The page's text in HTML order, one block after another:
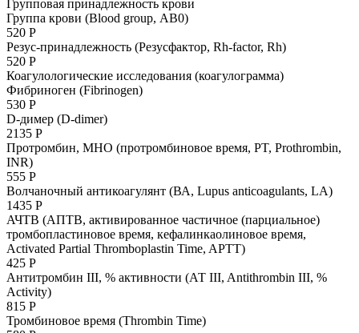
Групповая принадлежность крови
Группа крови (Blood group, АВ0)
520 Р
Резус­-принадлежность (Резус­фактор, Rh-­factor, Rh)
520 Р
Коагулологические исследования (коагулограмма)
Фибриноген (Fibrinogen)
530 Р
D-димер (D-dimer)
2135 Р
Протромбин, МНО (протромбиновое время, PT, Prothrombin,
INR)
555 Р
Волчаночный антикоагулянт (ВА, Lupus anticoagulants, LA)
1435 Р
АЧТВ (АПТВ, активированное частичное (парциальное)
тромбопластиновое время, кефалин­каолиновое время,
Activated Partial Thromboplastin Time, APTT)
425 Р
Антитромбин III, % активности (АТ III, Antithrombin III, %
Activity)
815 Р
Тромбиновое время (Thrombin Time)